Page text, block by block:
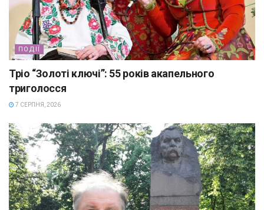
ПОДІЇ
Тріо “Золоті ключі”: 55 років акапельного
триголосся
7 СЕРПНЯ, 2026